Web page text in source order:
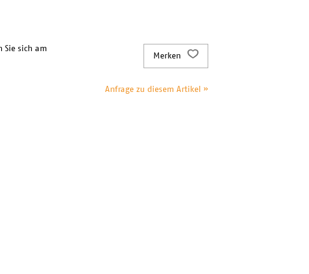
Sie sich am
Merken
Anfrage zu diesem Artikel »